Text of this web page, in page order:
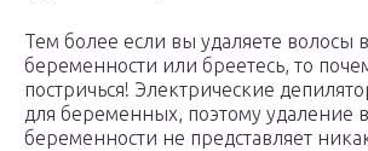
Тем более если вы удаляете волосы
беременности или бреетесь, то
постричься! Электрические
для беременных, поэтому удаление
беременности не представляет